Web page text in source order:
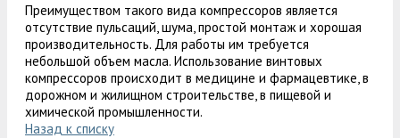
Преимуществом такого вида компрессоров является
отсутствие пульсаций, шума, простой монтаж и хорошая
производительность. Для работы им требуется
небольшой объем масла. Использование винтовых
компрессоров происходит в медицине и фармацевтике, в
дорожном и жилищном строительстве, в пищевой и
химической промышленности.
Назад к списку